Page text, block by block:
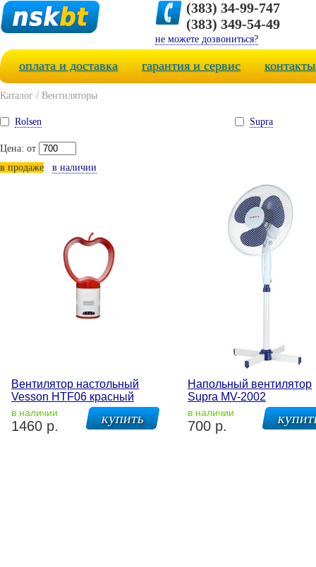
(383) 34-99-747
(383) 349-54-49
не можете дозвониться?
оплата и доставка гарантия и сервис контакты
Каталог / Вентиляторы
Rolsen Supra
Цена: от
в продаже
в наличии
Вентилятор настольный
Vesson HTF06 красный
в наличии
1460 р.
Напольный вентилятор
Supra MV-2002
в наличии
700 р.